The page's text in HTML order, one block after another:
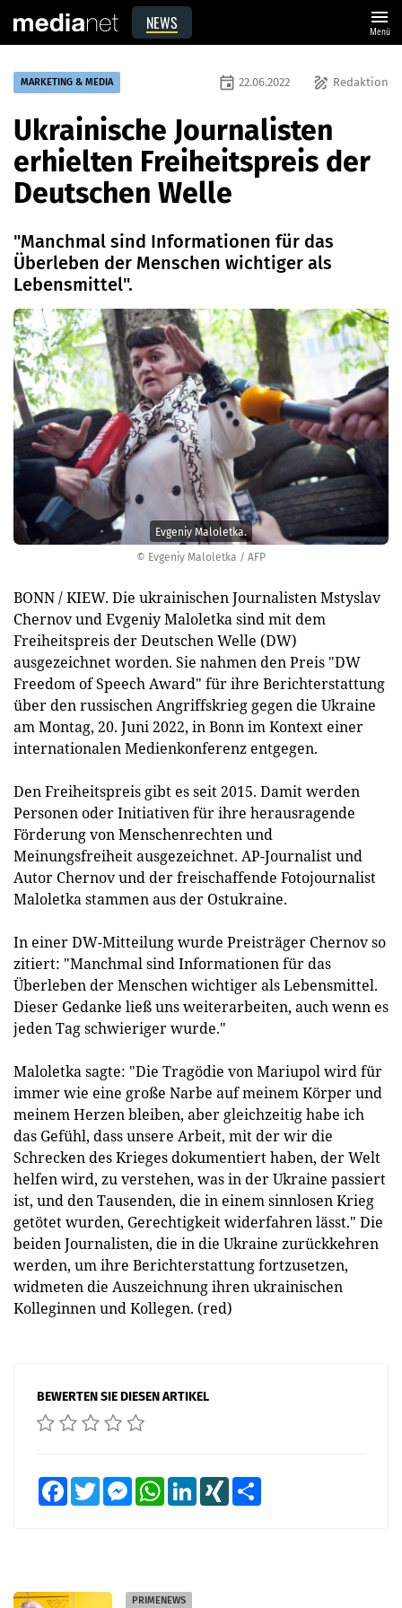
NEWS menu
Menü
© Evgeniy Maloletka / AFP
Evgeniy Maloletka.
MARKETING & MEDIA draw Redaktion
event 22.06.2022
Ukrainische Journalisten
erhielten Freiheitspreis der
Deutschen Welle
"Manchmal sind Informationen für das
Überleben der Menschen wichtiger als
Lebensmittel".
BONN / KIEW. Die ukrainischen Journalisten Mstyslav
Chernov und Evgeniy Maloletka sind mit dem
Freiheitspreis der Deutschen Welle (DW)
ausgezeichnet worden. Sie nahmen den Preis "DW
Freedom of Speech Award" für ihre Berichterstattung
über den russischen Angriffskrieg gegen die Ukraine
am Montag, 20. Juni 2022, in Bonn im Kontext einer
internationalen Medienkonferenz entgegen.
Den Freiheitspreis gibt es seit 2015. Damit werden
Personen oder Initiativen für ihre herausragende
Förderung von Menschenrechten und
Meinungsfreiheit ausgezeichnet. AP-Journalist und
Autor Chernov und der freischaffende Fotojournalist
Maloletka stammen aus der Ostukraine.
In einer DW-Mitteilung wurde Preisträger Chernov so
zitiert: "Manchmal sind Informationen für das
Überleben der Menschen wichtiger als Lebensmittel.
Dieser Gedanke ließ uns weiterarbeiten, auch wenn es
jeden Tag schwieriger wurde."
Maloletka sagte: "Die Tragödie von Mariupol wird für
immer wie eine große Narbe auf meinem Körper und
meinem Herzen bleiben, aber gleichzeitig habe ich
das Gefühl, dass unsere Arbeit, mit der wir die
Schrecken des Krieges dokumentiert haben, der Welt
helfen wird, zu verstehen, was in der Ukraine passiert
ist, und den Tausenden, die in einem sinnlosen Krieg
getötet wurden, Gerechtigkeit widerfahren lässt." Die
beiden Journalisten, die in die Ukraine zurückkehren
werden, um ihre Berichterstattung fortzusetzen,
widmeten die Auszeichnung ihren ukrainischen
Kolleginnen und Kollegen. (red)
BEWERTEN SIE DIESEN ARTIKEL
FacebookTwitter MessengerWhatsAppLinkedInXING
PRIMENEWS